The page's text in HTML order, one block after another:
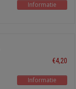
Informatie
€4,20
Informatie